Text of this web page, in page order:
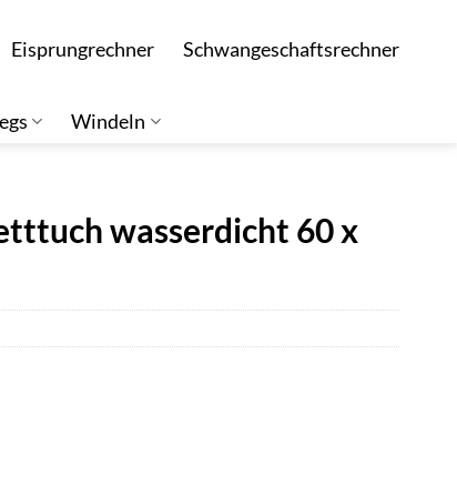
Eisprungrechner Schwangeschaftsrechner
Windeln
wasserdicht 60 x